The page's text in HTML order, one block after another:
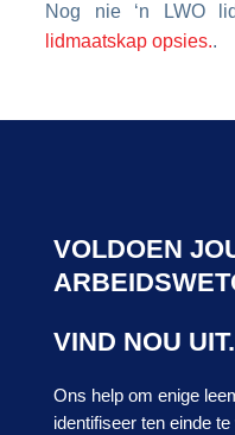
Nog nie ‘n LWO
lidmaatskap opsies..
VOLDOEN
VIND NOU UIT.
Ons help om enige
identifiseer ten einde